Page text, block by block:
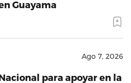
Guayama
Ago 7, 2026
para apoyar en la